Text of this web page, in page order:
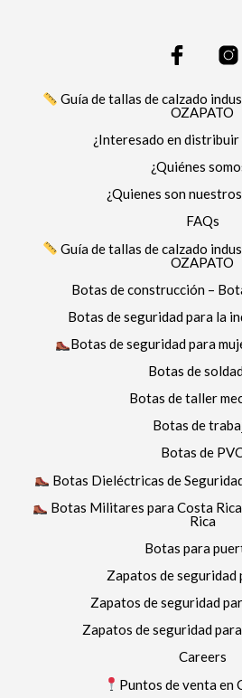
Guía de tallas de calzado
OZAPATO
¿Interesado en distribuir
¿Quiénes
¿Quienes son
FAQs
Guía de tallas de calzado
OZAPATO
Botas de construcción –
Botas de seguridad para la
Botas de seguridad para
Botas de
Botas de taller
Botas de
Botas de
Botas Dieléctricas de
Botas Militares para Costa Rica
Rica
Botas para
Zapatos de seguridad
Zapatos de seguridad
Zapatos de seguridad
Careers
Puntos de venta en